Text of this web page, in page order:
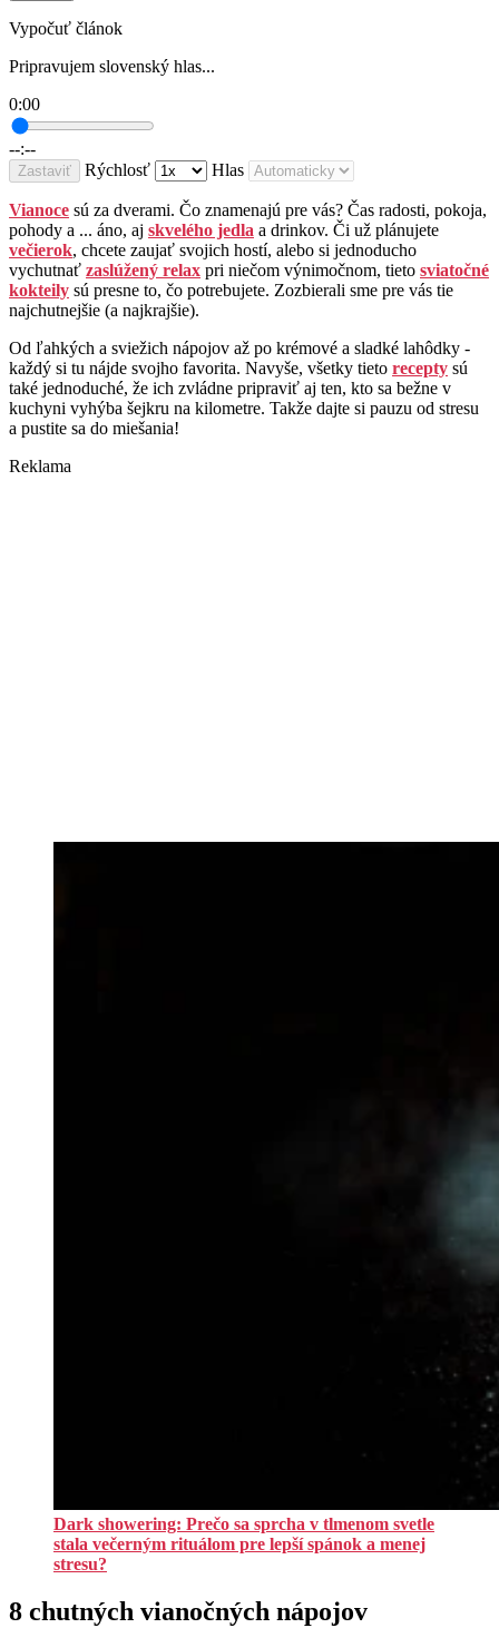
Vypočuť článok
Pripravujem slovenský hlas...
0:00
--:--
Zastaviť Rýchlosť Hlas
Vianoce sú za dverami. Čo znamenajú pre vás? Čas radosti, pokoja,
pohody a ... áno, aj skvelého jedla a drinkov. Či už plánujete
večierok, chcete zaujať svojich hostí, alebo si jednoducho
vychutnať zaslúžený relax pri niečom výnimočnom, tieto sviatočné
kokteily sú presne to, čo potrebujete. Zozbierali sme pre vás tie
najchutnejšie (a najkrajšie).
Od ľahkých a sviežich nápojov až po krémové a sladké lahôdky -
každý si tu nájde svojho favorita. Navyše, všetky tieto recepty sú
také jednoduché, že ich zvládne pripraviť aj ten, kto sa bežne v
kuchyni vyhýba šejkru na kilometre. Takže dajte si pauzu od stresu
a pustite sa do miešania!
Reklama
Dark showering: Prečo sa sprcha v tlmenom svetle
stala večerným rituálom pre lepší spánok a menej
stresu?
8 chutných vianočných nápojov